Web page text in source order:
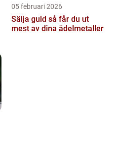
05 februari 2026
Sälja guld så får du ut
mest av dina ädelmetaller